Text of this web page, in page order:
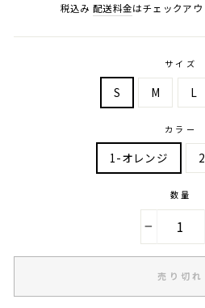
格
格
税込み配送料金はチェックアウ
サイズ
S M L
カラー
1-オレンジ
数量
売り切れ